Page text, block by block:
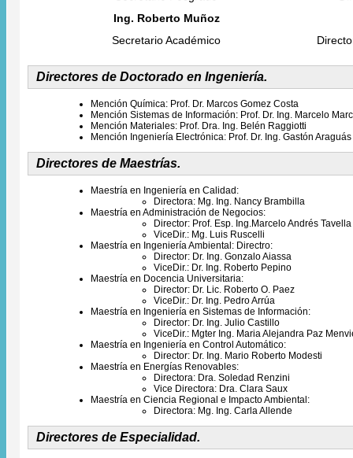
Ing. Roberto Muñoz
Secretario Académico
Directores de Doctorado en Ingeniería.
Mención Química​: Prof. Dr. Marcos Gomez Costa
Mención Sistemas de Información: Prof. Dr. Ing. Marcelo
Mención Materiales: Prof. Dra. Ing. Belén Raggiotti
Mención Ingeniería Electrónica: Prof. Dr. Ing. Gastón Araguás
Directores de Maestrías.
Maestría en Ingeniería en Calidad:
Directora: Mg. Ing. Nancy Brambilla
Maestría en Administración de Negocios:
Director: Prof. Esp. Ing.Marcelo Andrés Tavella
​ViceDir.: Mg. Luis Ruscelli
Maestría en Ingeniería Ambiental: Directro:
Director: Dr. Ing. Gonzalo Aiassa
ViceDir.: Dr. Ing. Roberto Pepino
Maestría en Docencia Universitaria:
Director: Dr. Lic. Roberto O. Paez
ViceDir.: Dr. Ing. Pedro Arrúa
Maestría en Ingeniería en Sistemas de Información:
Director: Dr. Ing. Julio Castillo
ViceDir.: Mgter Ing. Maria Alejandra Paz
Maestría en Ingeniería en Control Automático:
Director: Dr. Ing. Mario Roberto Modesti
Maestría en Energías Renovables:
Directora: Dra. Soledad Renzini
Vice Directora: Dra. Clara Saux
Maestría en Ciencia Regional e Impacto Ambiental:
Directora: Mg. Ing. Carla Allende
Directores de Especialidad.